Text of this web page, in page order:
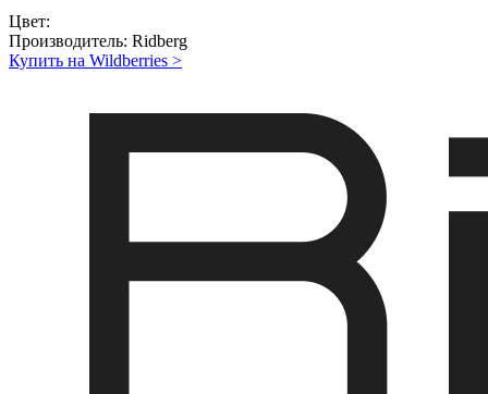
Цвет:
Производитель: Ridberg
Купить на Wildberries >